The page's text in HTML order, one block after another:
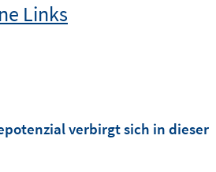
Links
verbirgt sich in dieser